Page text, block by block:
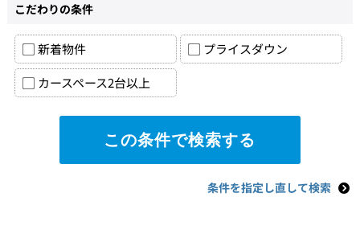
こだわりの条件
新着物件
プライスダウン
カースペース2台以上
条件を指定し直して検索